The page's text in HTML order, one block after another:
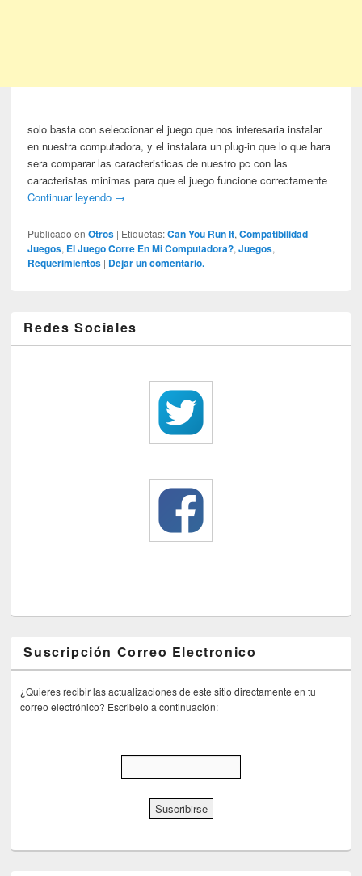
solo basta con seleccionar el juego que nos interesaria instalar
en nuestra computadora, y el instalara un plug-in que lo que hara
sera comparar las caracteristicas de nuestro pc con las
caracteristas minimas para que el juego funcione correctamente
Continuar leyendo →
Publicado en Otros | Etiquetas: Can You Run It,Compatibilidad
Juegos, El Juego Corre En Mi Computadora?,Juegos,
Requerimientos | Dejar un comentario.
Redes Sociales
Suscripción Correo Electronico
¿Quieres recibir las actualizaciones de este sitio directamente en tu
correo electrónico? Escribelo a continuación: